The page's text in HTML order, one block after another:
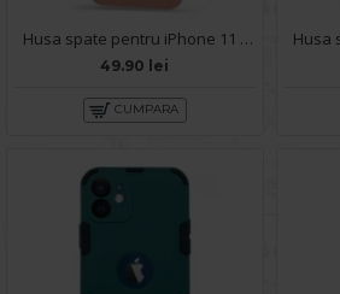
Husa spate pentru iPhone 11 - Silicon Line Roz
49.90 lei
CUMPARA